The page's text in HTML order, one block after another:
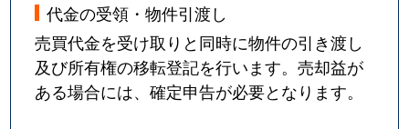
代金の受領・物件引渡し
売買代金を受け取りと同時に物件の引き渡し
及び所有権の移転登記を行います。売却益が
ある場合には、確定申告が必要となります。